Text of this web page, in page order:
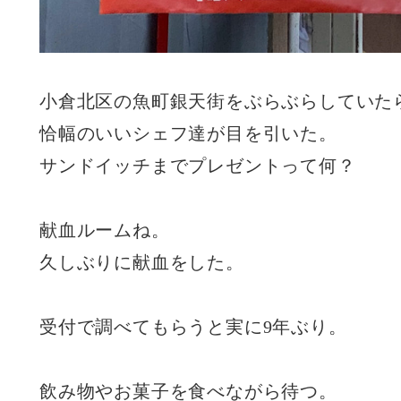
小倉北区の魚町銀天街をぶらぶらしていた
恰幅のいいシェフ達が目を引いた。
サンドイッチまでプレゼントって何？
献血ルームね。
久しぶりに献血をした。
受付で調べてもらうと実に9年ぶり。
飲み物やお菓子を食べながら待つ。